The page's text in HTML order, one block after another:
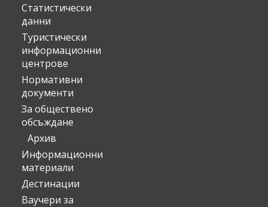
Статистически
данни
Туристически
информационни
центрове
Нормативни
документи
За обществено
обсъждане
Архив
Информационни
материали
Дестинации
Ваучери за